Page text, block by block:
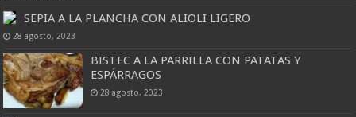
SEPIA A LA PLANCHA CON ALIOLI LIGERO
28 agosto, 2023
BISTEC A LA PARRILLA CON PATATAS Y
ESPÁRRAGOS
28 agosto, 2023